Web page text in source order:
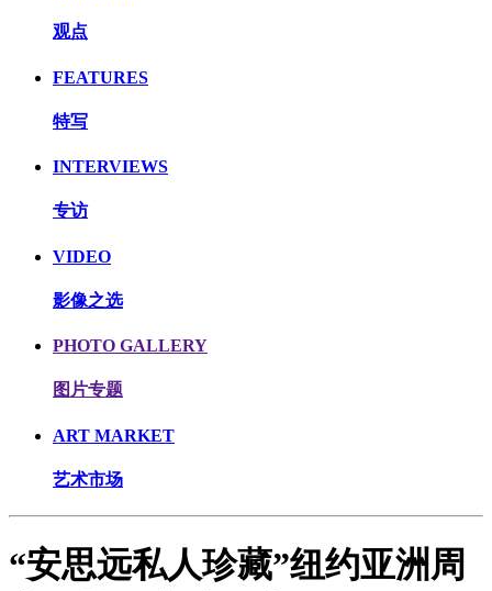
观点
FEATURES
特写
INTERVIEWS
专访
VIDEO
影像之选
PHOTO GALLERY
图片专题
ART MARKET
艺术市场
“安思远私人珍藏”纽约亚洲周